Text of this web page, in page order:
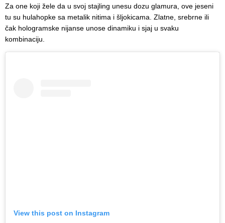
Za one koji žele da u svoj stajling unesu dozu glamura, ove jeseni
tu su hulahopke sa metalik nitima i šljokicama. Zlatne, srebrne ili
čak hologramske nijanse unose dinamiku i sjaj u svaku
kombinaciju.
View this post on Instagram